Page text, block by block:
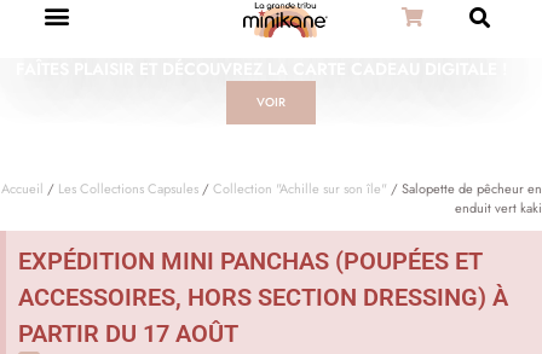
VOIR
Accueil / Les Collections Capsules /Collection "Achille sur son île" / Salopette de pêcheur en
enduit vert kaki
EXPÉDITION MINI PANCHAS (POUPÉES ET
ACCESSOIRES, HORS SECTION DRESSING) À
PARTIR DU 17 AOÛT